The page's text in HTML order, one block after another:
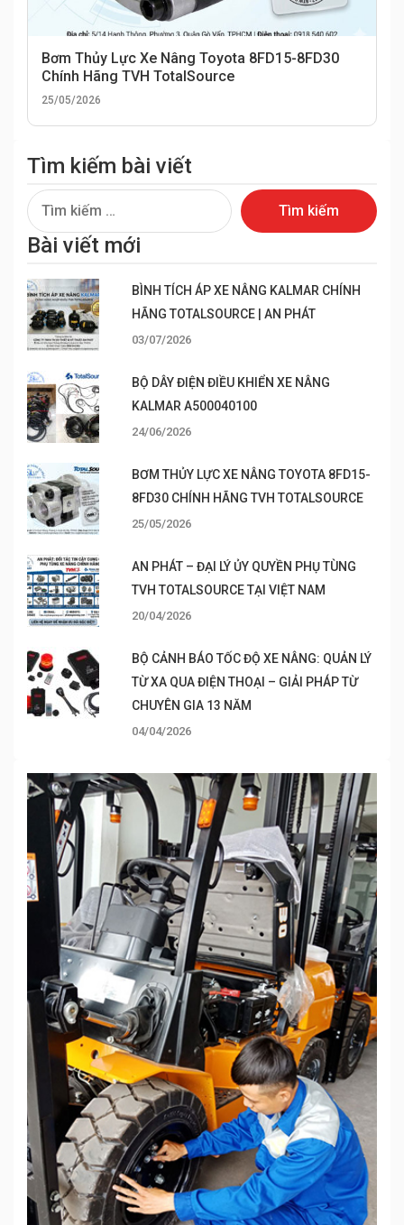
Bơm Thủy Lực Xe Nâng Toyota 8FD15-8FD30
Chính Hãng TVH TotalSource
25/05/2026
Tìm kiếm bài viết
Tìm
kiếm
cho:
Bài viết mới
BÌNH TÍCH ÁP XE NÂNG KALMAR CHÍNH
HÃNG TOTALSOURCE | AN PHÁT
03/07/2026
BỘ DÂY ĐIỆN ĐIỀU KHIỂN XE NÂNG
KALMAR A500040100
24/06/2026
BƠM THỦY LỰC XE NÂNG TOYOTA 8FD15-
8FD30 CHÍNH HÃNG TVH TOTALSOURCE
25/05/2026
AN PHÁT – ĐẠI LÝ ỦY QUYỀN PHỤ TÙNG
TVH TOTALSOURCE TẠI VIỆT NAM
20/04/2026
BỘ CẢNH BÁO TỐC ĐỘ XE NÂNG: QUẢN LÝ
TỪ XA QUA ĐIỆN THOẠI – GIẢI PHÁP TỪ
CHUYÊN GIA 13 NĂM
04/04/2026